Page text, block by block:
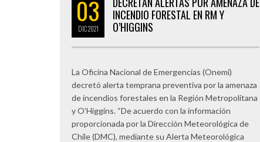
03
DIC2021
INCENDIO FORESTAL EN RM Y
O’HIGGINS
La Oficina Nacional de Emergencias (Onemi)
decretó alerta temprana preventiva por la amenaza
de incendios forestales en la Región Metropolitana
y O’Higgins. “De acuerdo con la información
proporcionada por la Dirección Meteorológica de
Chile (DMC), mediante su Alerta Meteorológica